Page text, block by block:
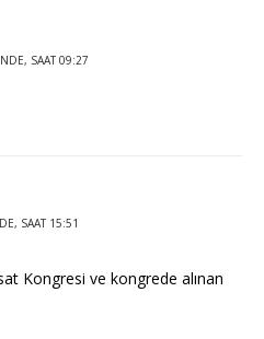
SAAT 09:27
SAAT 15:51
Kongresi ve kongrede alınan